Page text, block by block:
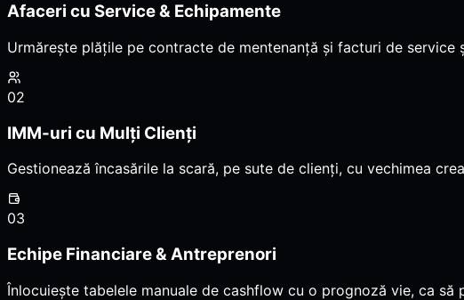
Afaceri cu Service & Echipamente
Urmărește plățile pe contracte de mentenanță și facturi de
02
IMM-uri cu Mulți Clienți
Gestionează încasările la scară, pe sute de clienți, cu vechimea
03
Echipe Financiare & Antreprenori
Înlocuiește tabelele manuale de cashflow cu o prognoză vie, ca